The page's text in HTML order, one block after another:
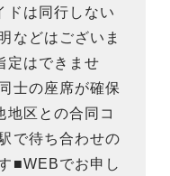
ドは同行しない
などはございま
定はできませ
士の座席が確保
地区との合同コ
で待ち合わせの
■WEBでお申し